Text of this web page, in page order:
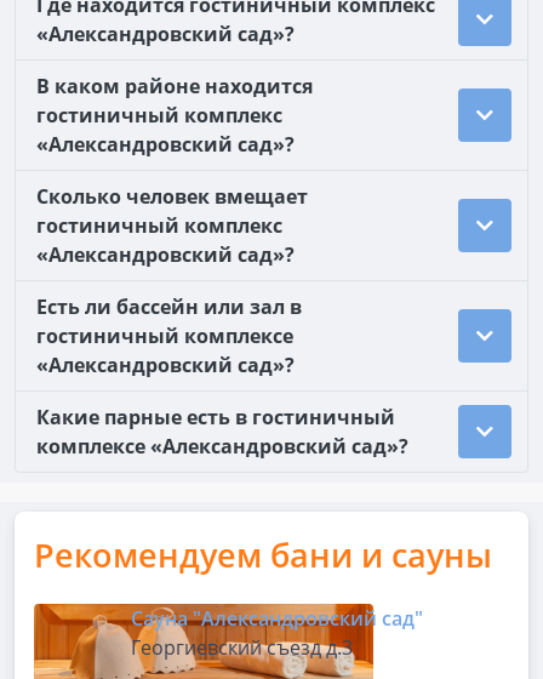
«Александровский сад»?
В каком районе находится
гостиничный комплекс
«Александровский сад»?
Сколько человек вмещает
гостиничный комплекс
«Александровский сад»?
Есть ли бассейн или зал в
гостиничный комплексе
«Александровский сад»?
Какие парные есть в гостиничный
комплексе «Александровский сад»?
Рекомендуем бани и сауны
Сауна "Александровский сад"
Георгиевский съезд д.3